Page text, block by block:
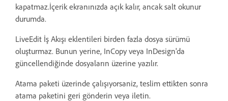
kapatmaz.İçerik ekranınızda açık kalır, ancak salt okunur
durumda.
LiveEdit İş Akışı eklentileri birden fazla dosya sürümü
oluşturmaz. Bunun yerine, InCopy veya InDesign'da
güncellendiğinde dosyaların üzerine yazılır.
Atama paketi üzerinde çalışıyorsaniz, teslim ettikten sonra
atama paketini geri gönderin veya iletin.